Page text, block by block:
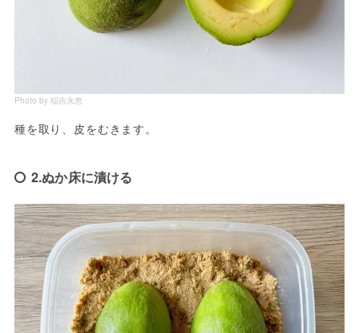
Photo by 稲吉永恵
種を取り、皮をむきます。
2.ぬか床に漬ける